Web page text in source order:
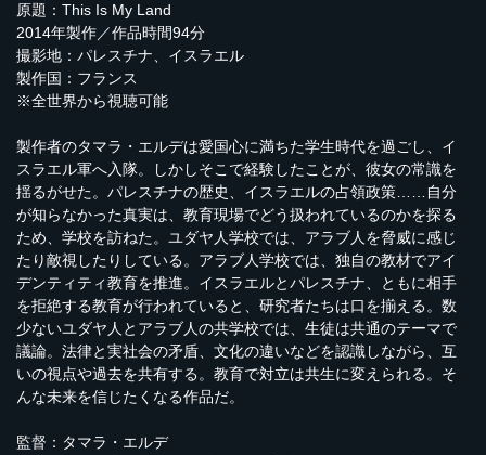
原題：This Is My Land
2014年製作／作品時間94分
撮影地：パレスチナ、イスラエル
製作国：フランス
※全世界から視聴可能
製作者のタマラ・エルデは愛国心に満ちた学生時代を過ごし、イ
スラエル軍へ入隊。しかしそこで経験したことが、彼女の常識を
揺るがせた。パレスチナの歴史、イスラエルの占領政策……自分
が知らなかった真実は、教育現場でどう扱われているのかを探る
ため、学校を訪ねた。ユダヤ人学校では、アラブ人を脅威に感じ
たり敵視したりしている。アラブ人学校では、独自の教材でアイ
デンティティ教育を推進。イスラエルとパレスチナ、ともに相手
を拒絶する教育が行われていると、研究者たちは口を揃える。数
少ないユダヤ人とアラブ人の共学校では、生徒は共通のテーマで
議論。法律と実社会の矛盾、文化の違いなどを認識しながら、互
いの視点や過去を共有する。教育で対立は共生に変えられる。そ
んな未来を信じたくなる作品だ。
監督：タマラ・エルデ